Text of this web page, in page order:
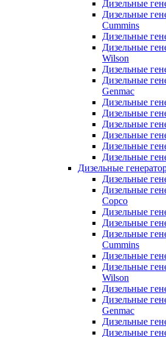
Дизельные
Дизельные
Cummins
Дизельные
Дизельные
Wilson
Дизельные
Дизельные
Genmac
Дизельные
Дизельные
Дизельные
Дизельные
Дизельные
Дизельные
Дизельные
Дизельные
Дизельные
Copco
Дизельные
Дизельные
Дизельные
Cummins
Дизельные
Дизельные
Wilson
Дизельные
Дизельные
Genmac
Дизельные
Дизельные